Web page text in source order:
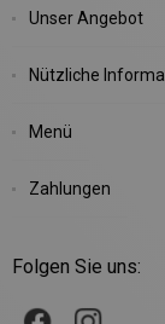
Unser Angebot
Nützliche
Menü
Zahlungen
Folgen Sie uns: